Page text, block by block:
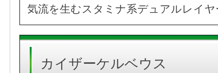
気流を生むスタミナ系デュアルレイヤ
カイザーケルベウス